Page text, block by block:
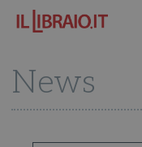
News